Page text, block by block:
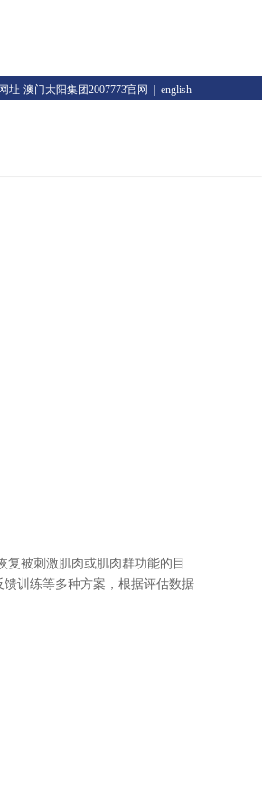
址-澳门太阳集团2007773官网 english
被刺激肌肉或肌肉群功能的目
训练等多种方案，根据评估数据